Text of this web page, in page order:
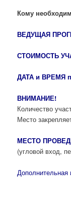
Кому
ВЕДУЩАЯ
СТОИМОСТЬ
ДАТА и ВРЕМЯ
ВНИМАНИЕ!
Количество
Место
МЕСТО
(угловой вход,